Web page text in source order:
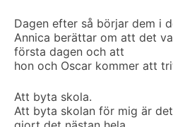
Dagen efter så börjar dem i
Annica berättar om att det
första dagen och att
hon och Oscar kommer att
Att byta skola.
Att byta skolan för mig är